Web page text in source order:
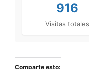
916
Visitas totales
Comparte esto: